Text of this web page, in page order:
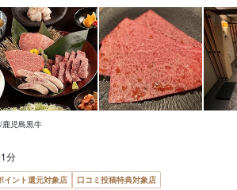
児島黒牛
分
イント還元対象店 口コミ投稿特典対象店